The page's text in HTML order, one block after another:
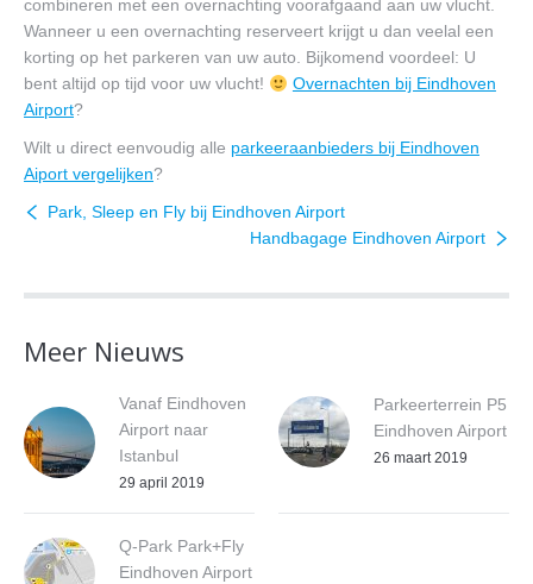
combineren met een overnachting voorafgaand aan uw vlucht.
Wanneer u een overnachting reserveert krijgt u dan veelal een
korting op het parkeren van uw auto. Bijkomend voordeel: U
bent altijd op tijd voor uw vlucht!
Overnachten bij Eindhoven
Airport?
Wilt u direct eenvoudig alle parkeeraanbieders bij Eindhoven
Aiport vergelijken?
Park, Sleep en Fly bij Eindhoven Airport
Handbagage Eindhoven Airport
Meer Nieuws
Vanaf Eindhoven
Airport naar
Istanbul
29 april 2019
Parkeerterrein P5
Eindhoven Airport
26 maart 2019
Q-Park Park+Fly
Eindhoven Airport